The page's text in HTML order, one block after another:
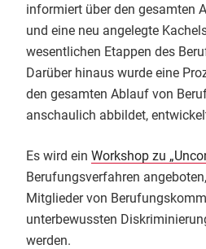
informiert über den gesamten
und eine neu angelegte
wesentlichen Etappen des
Darüber hinaus wurde eine
den gesamten Ablauf von
anschaulich abbildet,
Es wird ein Workshop zu
Berufungsverfahren
Mitglieder von
unterbewussten
werden.